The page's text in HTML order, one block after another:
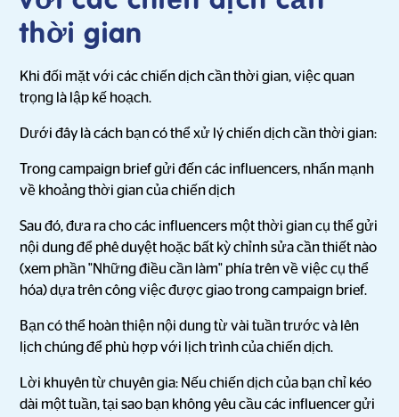
thời gian
Khi đối mặt với các chiến dịch cần thời gian, việc quan
trọng là lập kế hoạch.
Dưới đây là cách bạn có thể xử lý chiến dịch cần thời gian:
Trong campaign brief gửi đến các influencers, nhấn mạnh
về khoảng thời gian của chiến dịch
Sau đó, đưa ra cho các influencers một thời gian cụ thể gửi
nội dung để phê duyệt hoặc bất kỳ chỉnh sửa cần thiết nào
(xem phần "Những điều cần làm" phía trên về việc cụ thể
hóa) dựa trên công việc được giao trong campaign brief.
Bạn có thể hoàn thiện nội dung từ vài tuần trước và lên
lịch chúng để phù hợp với lịch trình của chiến dịch.
Lời khuyên từ chuyên gia: Nếu chiến dịch của bạn chỉ kéo
dài một tuần, tại sao bạn không yêu cầu các influencer gửi